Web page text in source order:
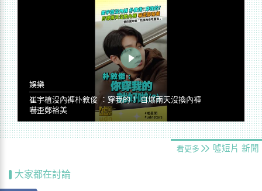
娛樂
崔宇植沒內褲朴敘俊 ：穿我的！ 自爆兩天沒換內褲
嚇歪鄭裕美
看更多 噓短片 新聞
大家都在討論